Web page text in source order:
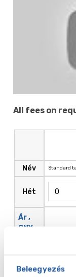
Beleegyezés
All fees on
Név
Hét
Ár ,
CNY
Standard